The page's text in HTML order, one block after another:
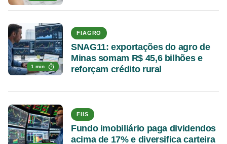
1 min
FIAGRO
SNAG11: exportações do agro de
Minas somam R$ 45,6 bilhões e
reforçam crédito rural
FIIS
Fundo imobiliário paga dividendos
acima de 17% e diversifica carteira